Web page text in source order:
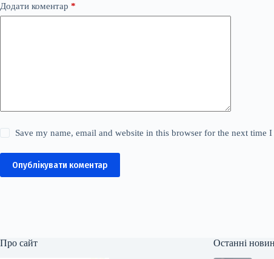
Додати коментар *
Save my name, email and website in this browser for the next time
Опублікувати коментар
Про сайт Останні